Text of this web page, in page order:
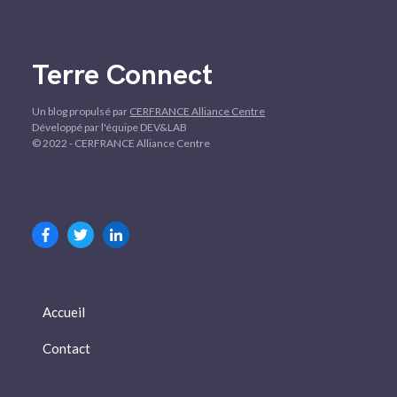
Terre Connect
Un blog propulsé par CERFRANCE Alliance Centre
Développé par l'équipe DEV&LAB
© 2022 - CERFRANCE Alliance Centre
Accueil
Contact